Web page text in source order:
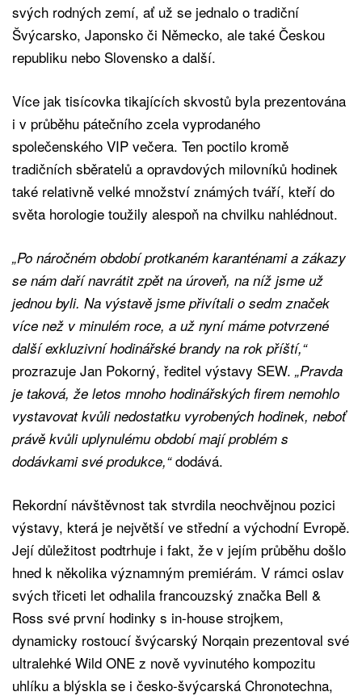
svých rodných zemí, ať už se jednalo o tradiční
Švýcarsko, Japonsko či Německo, ale také Českou
republiku nebo Slovensko a další.
Více jak tisícovka tikajících skvostů byla prezentována
i v průběhu pátečního zcela vyprodaného
společenského VIP večera. Ten poctilo kromě
tradičních sběratelů a opravdových milovníků hodinek
také relativně velké množství známých tváří, kteří do
světa horologie toužily alespoň na chvilku nahlédnout.
„Po náročném období protkaném karanténami a zákazy
se nám daří navrátit zpět na úroveň, na níž jsme už
jednou byli. Na výstavě jsme přivítali o sedm značek
více než v minulém roce, a už nyní máme potvrzené
další exkluzivní hodinářské brandy na rok příští,“
prozrazuje Jan Pokorný, ředitel výstavy SEW. „Pravda
je taková, že letos mnoho hodinářských firem nemohlo
vystavovat kvůli nedostatku vyrobených hodinek, neboť
právě kvůli uplynulému období mají problém s
dodávkami své produkce,“dodává.
Rekordní návštěvnost tak stvrdila neochvějnou pozici
výstavy, která je největší ve střední a východní Evropě.
Její důležitost podtrhuje i fakt, že v jejím průběhu došlo
hned k několika významným premiérám. V rámci oslav
svých třiceti let odhalila francouzský značka Bell &
Ross své první hodinky s in-house strojkem,
dynamicky rostoucí švýcarský Norqain prezentoval své
ultralehké Wild ONE z nově vyvinutého kompozitu
uhlíku a blýskla se i česko-švýcarská Chronotechna,